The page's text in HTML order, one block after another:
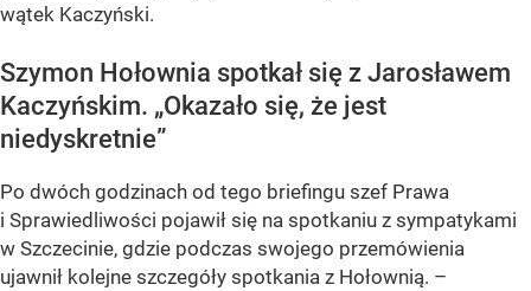
wątek Kaczyński.
Szymon Hołownia spotkał się z Jarosławem
Kaczyńskim. „Okazało się, że jest
niedyskretnie”
Po dwóch godzinach od tego briefingu szef Prawa
i Sprawiedliwości pojawił się na spotkaniu z sympatykami
w Szczecinie, gdzie podczas swojego przemówienia
ujawnił kolejne szczegóły spotkania z Hołownią. –